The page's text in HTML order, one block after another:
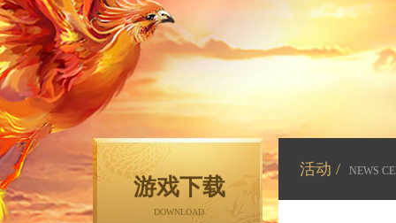
游戏下载
DOWNLOAD
活动 / NEWS